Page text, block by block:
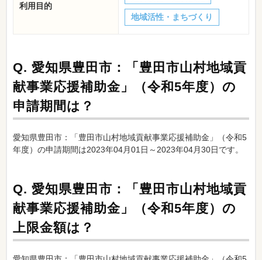
利用目的
地域活性・まちづくり
Q. 愛知県豊田市：「豊田市山村地域貢
献事業応援補助金」（令和5年度）の
申請期間は？
愛知県豊田市：「豊田市山村地域貢献事業応援補助金」（令和5
年度）の申請期間は2023年04月01日～2023年04月30日です。
Q. 愛知県豊田市：「豊田市山村地域貢
献事業応援補助金」（令和5年度）の
上限金額は？